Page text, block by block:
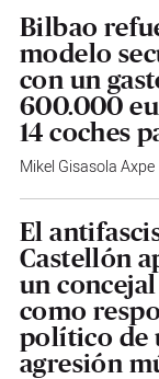
Bilbao
modelo
con un
600.000
14 coches
Mikel Gisasola Axpe
El
Castellón
un
como
político de
agresión